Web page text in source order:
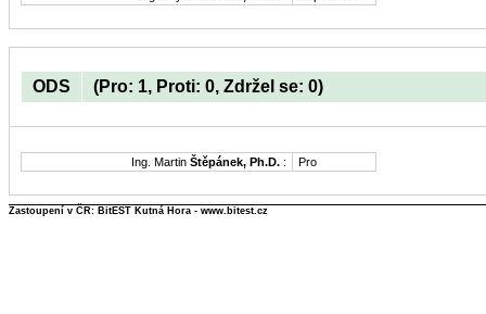
ODS (Pro: 1, Proti: 0, Zdržel se: 0)
Ing. Martin Štěpánek, Ph.D. : Pro
Zastoupení v ČR: BitEST Kutná Hora - www.bitest.cz